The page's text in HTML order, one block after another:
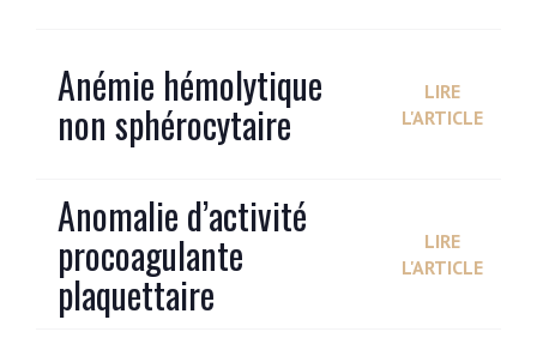
Anémie hémolytique
non sphérocytaire
LIRE
L'ARTICLE
Anomalie d’activité
procoagulante
plaquettaire
LIRE
L'ARTICLE